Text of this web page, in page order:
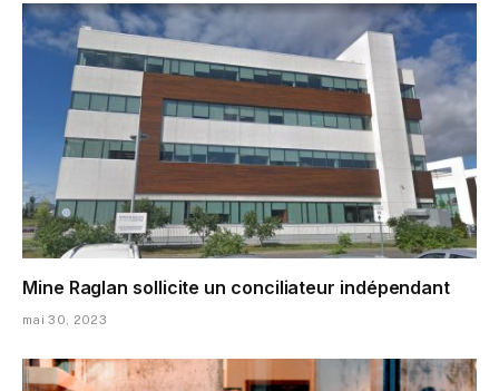
Mine Raglan sollicite un conciliateur indépendant
mai 30, 2023